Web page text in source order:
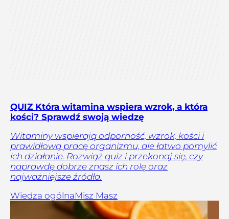
QUIZ Która witamina wspiera wzrok, a która
kości? Sprawdź swoją wiedzę
Witaminy wspierają odporność, wzrok, kości i
prawidłową pracę organizmu, ale łatwo pomylić
ich działanie. Rozwiąż quiz i przekonaj się, czy
naprawdę dobrze znasz ich rolę oraz
najważniejsze źródła.
Wiedza ogólnaMisz Masz